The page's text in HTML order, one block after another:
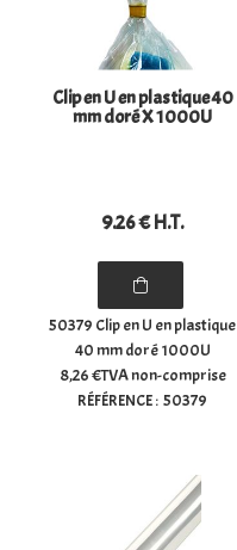
Clip en U en plastique 40
mm doré X 1000U
9.26€H.T.
50379 Clip en U en plastique
40 mm doré 1000U
8,26 €TVA non-comprise
RÉFÉRENCE : 50379
UNITÉS/PAQUET : 1000